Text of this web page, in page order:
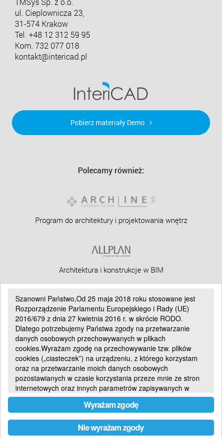
ul. Cieplownicza 23,
31-574 Krakow
Tel. +48 12 312 59 95
Kom. 732 077 018
kontakt@intericad.pl
Pobierz materiały Demo
Polecamy również:
Program do architektury i projektowania wnętrz
Architektura i konstrukcje w BIM
CAD 3D BIM dla architektów
Uniwersalny CAD 2D
Idealny dla stolarzy
Szanowni Państwo,Od 25 maja 2018 roku stosowane jest
Rozporządzenie Parlamentu Europejskiego i Rady (UE)
2016/679 z dnia 27 kwietnia 2016 r. w skrócie RODO.
Dlatego potrzebujemy Państwa zgody na przetwarzanie
danych osobowych przechowywanych w plikach
cookies.Wyrażam zgodę na przechowywanie tzw. plików
cookies („ciasteczek”) na urządzeniu, z którego korzystam
oraz na przetwarzanie moich danych osobowych
pozostawianych w czasie korzystania przeze mnie ze stron
internetowych oraz innych parametrów zapisywanych w
plikach cookies.
Pliki cookie są małymi plikami przechowywanymi na
komputerze użytkownika w celu zapisania jego preferencji,
Wyrażam zgodę
Nie wyrażam zgody